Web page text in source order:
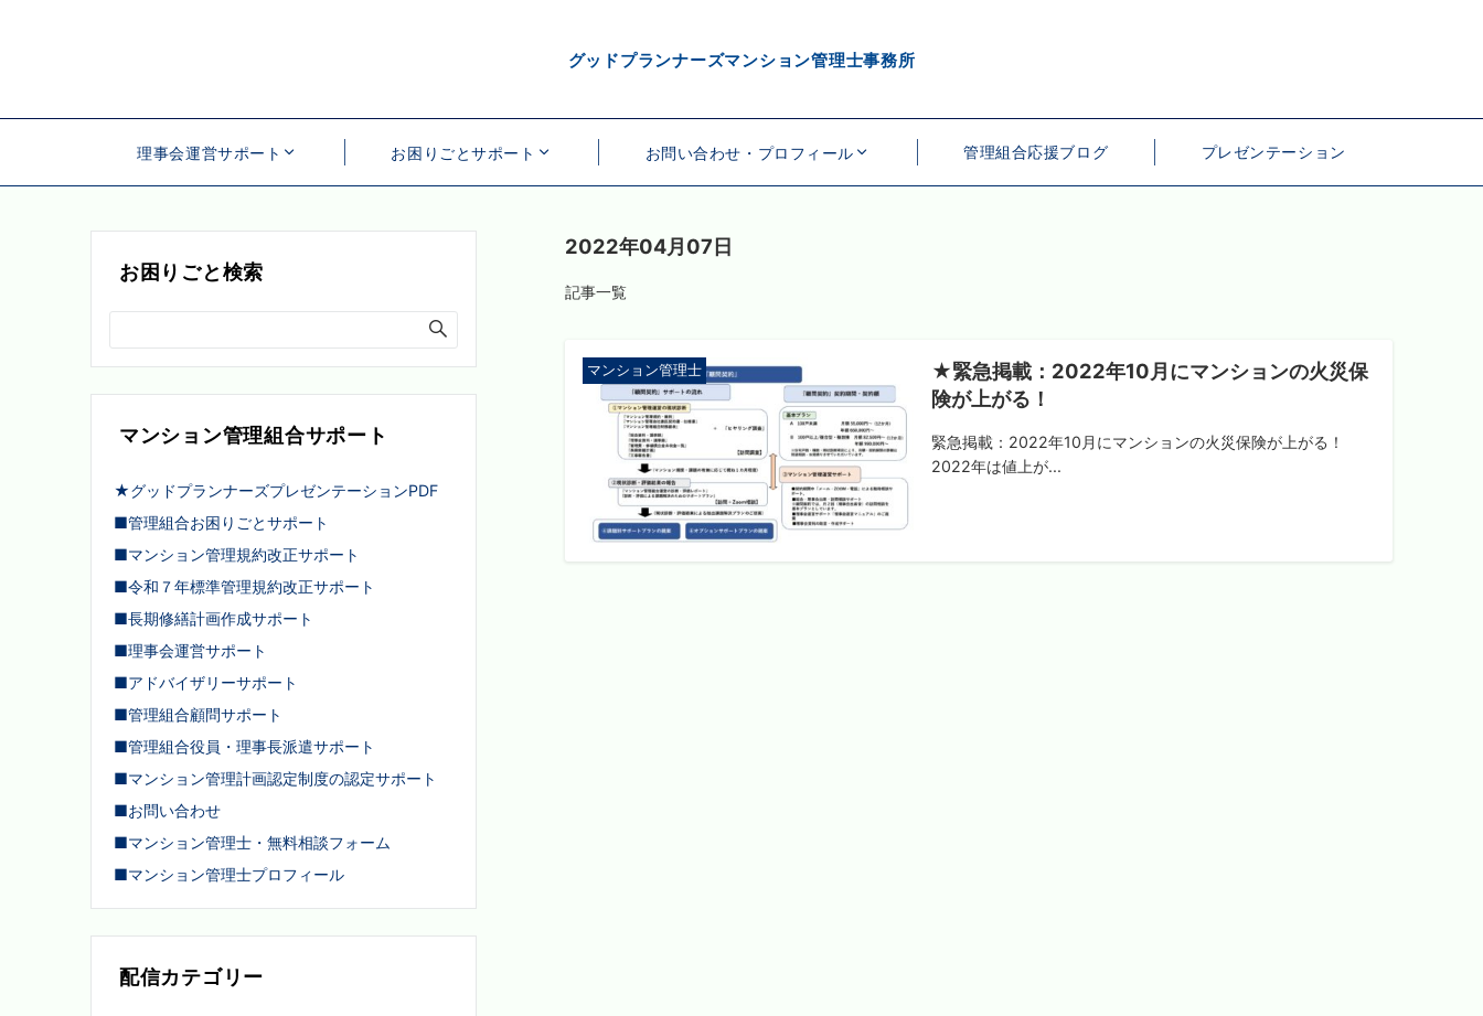
グッドプランナーズマンション管理士事務所
理事会運営サポート お困りごとサポート お問い合わせ・プロフィール 管理組合応援ブログ プレゼンテーション
2022年04月07日
記事一覧
マンション管理士
★緊急掲載：2022年10月にマンションの火災保
険が上がる！
緊急掲載：2022年10月にマンションの火災保険が上がる！
2022年は値上が...
お困りごと検索
マンション管理組合サポート
★グッドプランナーズプレゼンテーションPDF
■管理組合お困りごとサポート
■マンション管理規約改正サポート
■令和７年標準管理規約改正サポート
■長期修繕計画作成サポート
■理事会運営サポート
■アドバイザリーサポート
■管理組合顧問サポート
■管理組合役員・理事長派遣サポート
■マンション管理計画認定制度の認定サポート
■お問い合わせ
■マンション管理士・無料相談フォーム
■マンション管理士プロフィール
配信カテゴリー